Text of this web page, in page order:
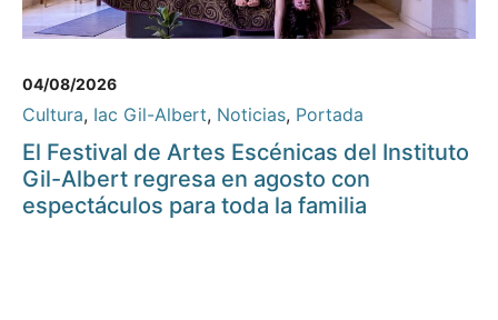
04/08/2026
Cultura, Iac Gil-Albert, Noticias, Portada
El Festival de Artes Escénicas del Instituto
Gil-Albert regresa en agosto con
espectáculos para toda la familia